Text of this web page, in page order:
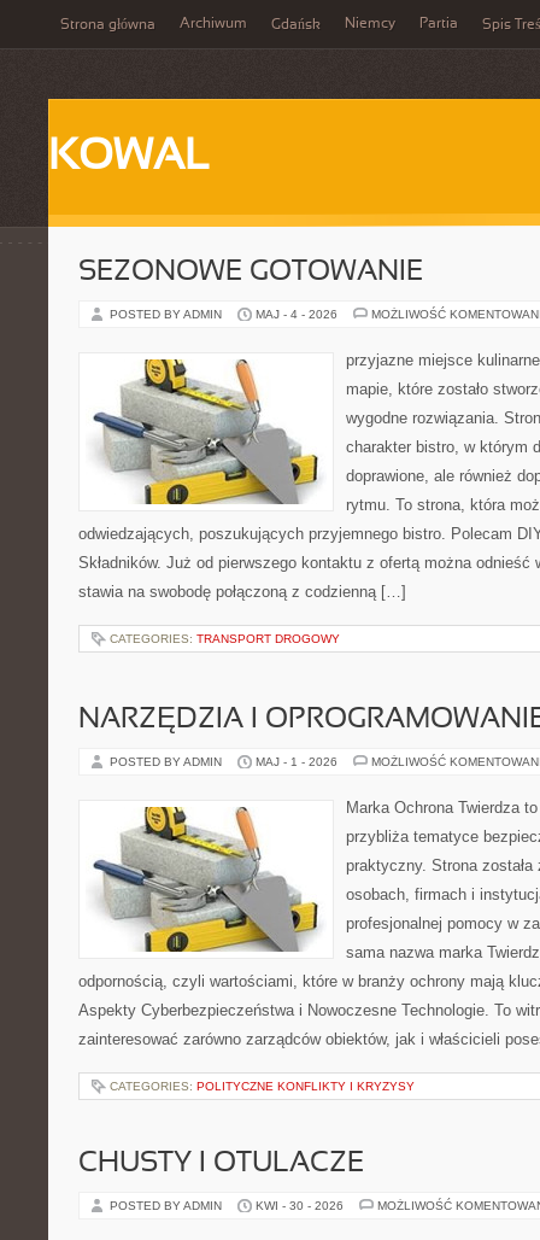
Strona główna Archiwum Gdańsk Niemcy Partia Spis
KOWAL
SEZONOWE GOTOWANIE
POSTED BY ADMIN MAJ - 4 - 2026 MOŻLIWOŚĆ
przyjazne miejsce
mapie, które zostało
wygodne rozwiązania.
charakter bistro, w którym
doprawione, ale również
rytmu. To strona, która
odwiedzających, poszukujących przyjemnego bistro. Polecam
Składników. Już od pierwszego kontaktu z ofertą można odnieść
stawia na swobodę połączoną z codzienną […]
CATEGORIES: TRANSPORT DROGOWY
NARZĘDZIA I
POSTED BY ADMIN MAJ - 1 - 2026 MOŻLIWOŚĆ
Marka Ochrona Twierdza
przybliża tematyce
praktyczny. Strona
osobach, firmach i
profesjonalnej pomocy w
sama nazwa marka
odpornością, czyli wartościami, które w branży ochrony mają
Aspekty Cyberbezpieczeństwa i Nowoczesne Technologie. To
zainteresować zarówno zarządców obiektów, jak i właścicieli
CATEGORIES: POLITYCZNE KONFLIKTY I KRYZYSY
CHUSTY I OTULACZE
POSTED BY ADMIN KWI - 30 - 2026 MOŻLIWOŚĆ